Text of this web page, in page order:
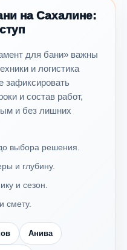
на Сахалине:
для бани» важны
и логистика
зафиксировать
и состав работ,
и без лишних
выбора решения.
и глубину.
и сезон.
смету.
Анива